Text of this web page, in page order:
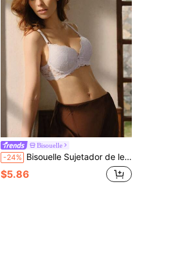
Bisouelle
-24% Bisouelle Sujetador de lencería push up de encaje blanco para mujer, sujetador de lencería sexy con levantamiento de espalda y tirantes ajustables, sujetador de lencería nupcial sin costuras para el verano
$5.86